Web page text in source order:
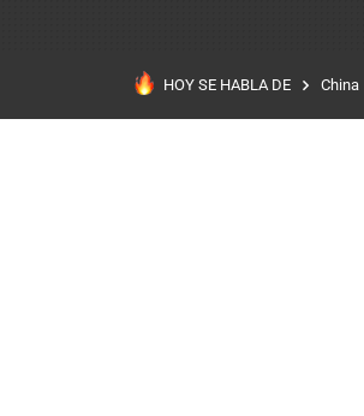
HOY SE HABLA DE China